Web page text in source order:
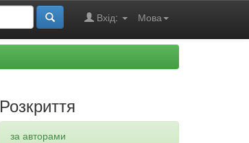
Мова
Вхід:
Розкриття
за авторами